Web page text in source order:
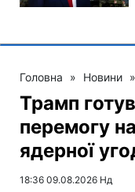
Головна » Новини »
Трамп
перемогу
ядерної
18:36 09.08.2026 Нд